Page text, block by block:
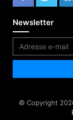
Newsletter
© Copyright